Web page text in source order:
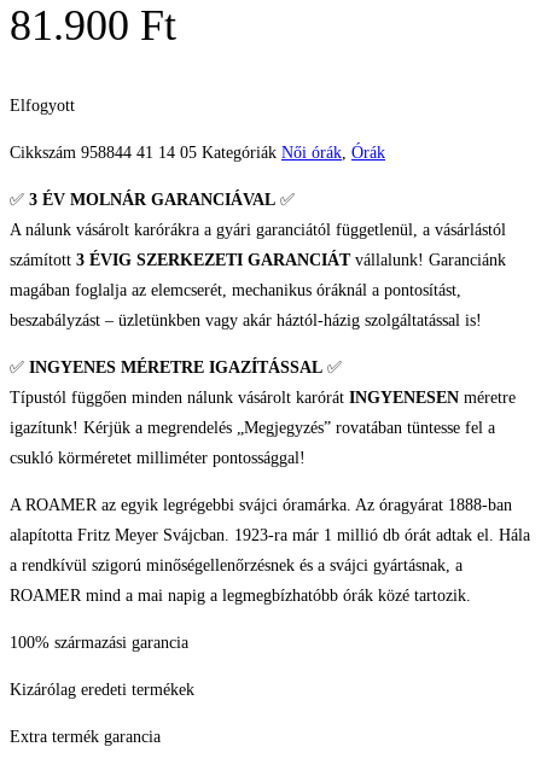
81.900 Ft
Elfogyott
Cikkszám 958844 41 14 05 Kategóriák Női órák, Órák
✅ 3 ÉV MOLNÁR GARANCIÁVAL ✅
A nálunk vásárolt karórákra a gyári garanciától függetlenül, a vásárlástól
számított 3 ÉVIG SZERKEZETI GARANCIÁTvállalunk! Garanciánk
magában foglalja az elemcserét, mechanikus óráknál a pontosítást,
beszabályzást – üzletünkben vagy akár háztól-házig szolgáltatással is!
✅ INGYENES MÉRETRE IGAZÍTÁSSAL ✅
Típustól függően minden nálunk vásárolt karórát INGYENESEN méretre
igazítunk! Kérjük a megrendelés „Megjegyzés” rovatában tüntesse fel a
csukló körméretet milliméter pontossággal!
A ROAMER az egyik legrégebbi svájci óramárka. Az óragyárat 1888-ban
alapította Fritz Meyer Svájcban. 1923-ra már 1 millió db órát adtak el. Hála
a rendkívül szigorú minőségellenőrzésnek és a svájci gyártásnak, a
ROAMER mind a mai napig a legmegbízhatóbb órák közé tartozik.
100% származási garancia
Kizárólag eredeti termékek
Extra termék garancia